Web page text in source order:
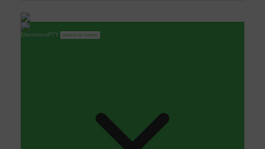
ElectronicaPTY Servicio Al Cliente